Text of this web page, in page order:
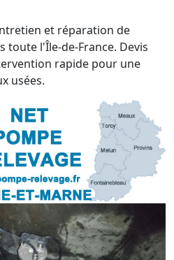
et réparation de
toute l'Île-de-France. Devis
rapide pour une
usées.